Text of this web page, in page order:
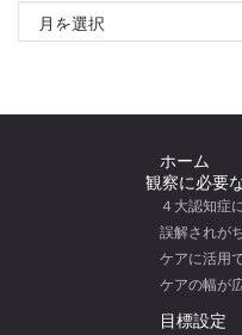
アーカイブ
ホーム
観察に必要
４大認知症
誤解されが
ケアに活用
ケアの幅が
目標設定